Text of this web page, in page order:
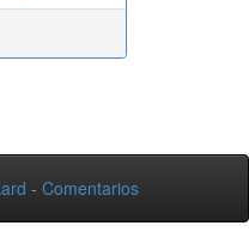
- Comentarios